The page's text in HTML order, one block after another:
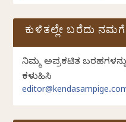
ಕುಳಿತಲ್ಲೇ ಬರೆದು
ನಿಮ್ಮ ಅಪ್ರಕಟಿತ
ಕಳುಹಿಸಿ